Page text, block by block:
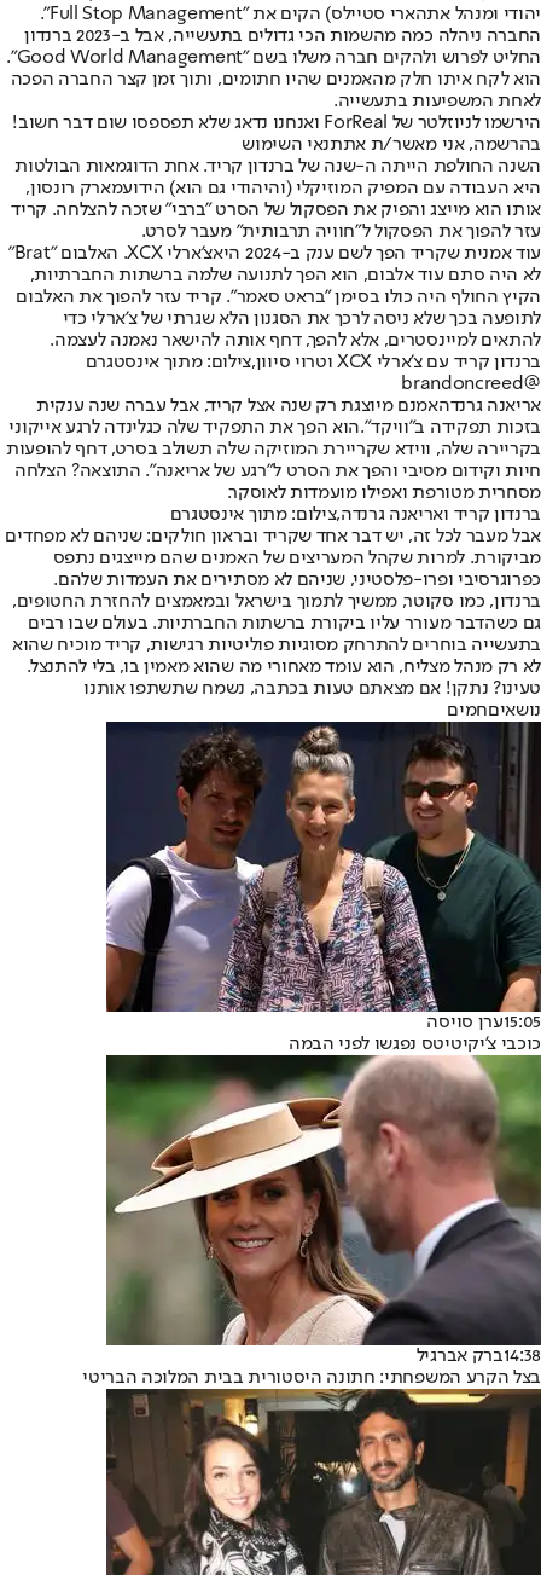
יהודי ומנהל אתהארי סטיילס
) הקים את "Full Stop Management".
החברה ניהלה כמה מהשמות הכי גדולים בתעשייה, אבל ב-2023 ברנדון
החליט לפרוש ולהקים חברה משלו בשם "Good World Management".
הוא לקח איתו חלק מהאמנים שהיו חתומים, ותוך זמן קצר החברה הפכה
לאחת המשפיעות בתעשייה.
הירשמו לניוזלטר של ForReal ואנחנו נדאג שלא תפספסו שום דבר חשוב!
בהרשמה, אני מאשר/ת אתתנאי השימוש
השנה החולפת הייתה ה-שנה של ברנדון קריד. אחת הדוגמאות הבולטות
היא העבודה עם המפיק המוזיקלי (והיהודי גם הוא) הידועמארק רונסון,
אותו הוא מייצג והפיק את הפסקול של הסרט "ברבי" שזכה להצלחה. קריד
עזר להפוך את הפסקול ל”חוויה תרבותית” מעבר לסרט.
עוד אמנית שקריד הפך לשם ענק ב-2024 היא
צ’ארלי XCX . האלבום "Brat
"
לא היה סתם עוד אלבום, הוא הפך לתנועה שלמה ברשתות החברתיות,
הקיץ החולף היה כולו בסימן "בראט סאמר". קריד עזר להפוך את האלבום
לתופעה בכך שלא ניסה לרכך את הסגנון הלא שגרתי של צ’ארלי כדי
להתאים למיינסטרים, אלא להפך, דחף אותה להישאר נאמנה לעצמה.
ברנדון קריד עם צ'ארלי XCX וטרוי סיוון,צילום: מתוך אינסטגרם
@brandoncreed
אריאנה גרנדהאמנם מיוצגת רק שנה אצל קריד, אבל עברה שנה ענקית
בזכות תפקידה ב"וויקד".הוא הפך את התפקיד שלה כגלינדה לרגע אייקוני
בקריירה שלה, ווידא שקריירת המוזיקה שלה תשולב בסרט, דחף להופעות
חיות וקידום מסיבי והפך את הסרט ל"רגע של אריאנה". התוצאה? הצלחה
מסחרית מטורפת ואפילו מועמדות לאוסקר.
ברנדון קריד ואריאנה גרנדה,צילום: מתוך אינסטגרם
אבל מעבר לכל זה, יש דבר אחד שקריד ובראון חולקים: שניהם לא מפחדים
מביקורת. למרות שקהל המעריצים של האמנים שהם מייצגים נתפס
כפרוגרסיבי ופרו-פלסטיני, שניהם לא מסתירים את העמדות שלהם.
ברנדון, כמו סקוטר, ממשיך לתמוך בישראל ובמאמצים להחזרת החטופים,
גם כשהדבר מעורר עליו ביקורת ברשתות החברתיות. בעולם שבו רבים
בתעשייה בוחרים להתרחק מסוגיות פוליטיות רגישות, קריד מוכיח שהוא
לא רק מנהל מצליח, הוא עומד מאחורי מה שהוא מאמין בו, בלי להתנצל.
טעינו? נתקן! אם מצאתם טעות בכתבה, נשמח שתשתפו אותנו
נושאיםחמים
15:05ערן סויסה
כוכבי צ'יקיטיטס נפגשו לפני הבמה
14:38ברק אברגיל
בצל הקרע המשפחתי: חתונה היסטורית בבית המלוכה הבריטי